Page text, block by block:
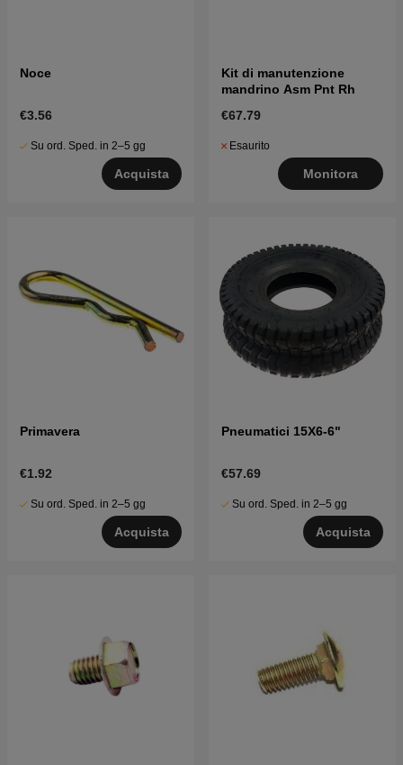
Noce
€3.56
Su ord. Sped. in 2–5 gg
Acquista
Kit di manutenzione
mandrino Asm Pnt Rh
€67.79
Esaurito
Monitora
Primavera
€1.92
Su ord. Sped. in 2–5 gg
Acquista
Pneumatici 15X6-6"
€57.69
Su ord. Sped. in 2–5 gg
Acquista